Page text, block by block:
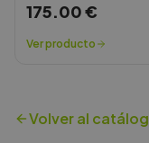
175.00€
Ver producto
Volver al